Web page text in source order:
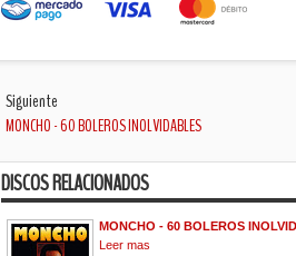
Siguiente
MONCHO - 60 BOLEROS INOLVIDABLES
DISCOS RELACIONADOS
MONCHO - 60 BOLEROS
Leer mas